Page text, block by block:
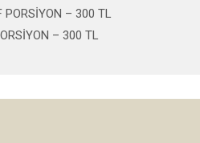
PORSİYON – 300 TL
– 300 TL